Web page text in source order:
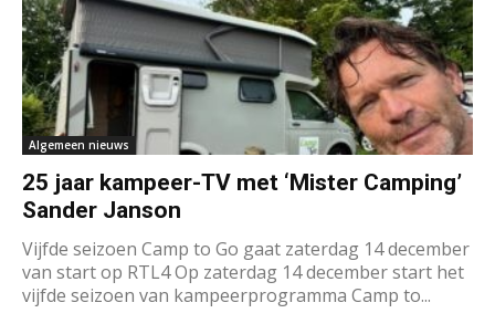
Algemeen nieuws
25 jaar kampeer-TV met ‘Mister Camping’
Sander Janson
Vijfde seizoen Camp to Go gaat zaterdag 14 december
van start op RTL4 Op zaterdag 14 december start het
vijfde seizoen van kampeerprogramma Camp to...